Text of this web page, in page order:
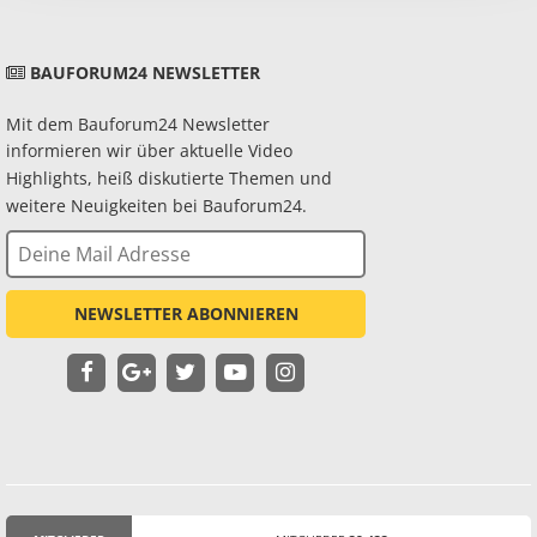
BAUFORUM24 NEWSLETTER
Mit dem Bauforum24 Newsletter
informieren wir über aktuelle Video
Highlights, heiß diskutierte Themen und
weitere Neuigkeiten bei Bauforum24.
NEWSLETTER ABONNIEREN